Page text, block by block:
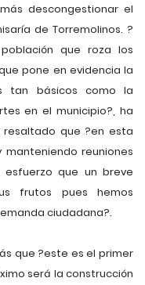
descongestionar el
de Torremolinos. ?
que roza los
pone en evidencia la
tan básicos como la
en el municipio?, ha
que ?en esta
reuniones
que un breve
frutos pues hemos
ciudadana?.
que ?este es el primer
será la construcción